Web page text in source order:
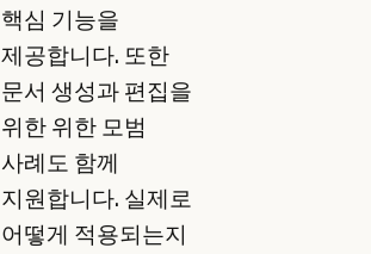
핵심 기능을
제공합니다. 또한
문서 생성과 편집을
위한 위한 모범
사례도 함께
지원합니다. 실제로
어떻게 적용되는지